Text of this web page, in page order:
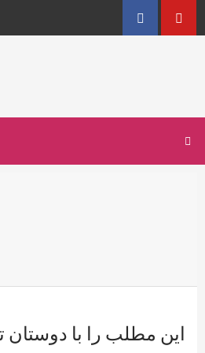
Facebook
این مطلب را با